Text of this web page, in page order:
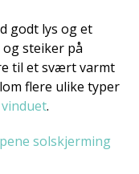
godt lys og et
steiker på
til et svært varmt
flere ulike typer
.
solskjerming